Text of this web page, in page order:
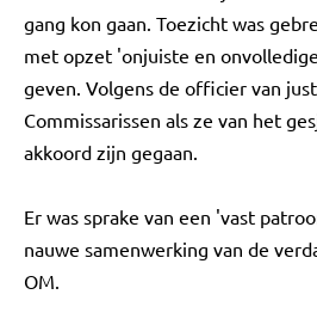
gang kon gaan. Toezicht was
met opzet 'onjuiste en
geven. Volgens de officier van
Commissarissen als ze van het
akkoord zijn gegaan.
Er was sprake van een 'vast
nauwe samenwerking van de
OM.